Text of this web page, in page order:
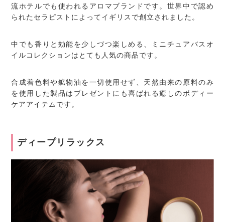
流ホテルでも使われるアロマブランドです。世界中で認め
られたセラピストによってイギリスで創立されました。
中でも香りと効能を少しづつ楽しめる、ミニチュアバスオ
イルコレクションはとても人気の商品です。
合成着色料や鉱物油を一切使用せず、天然由来の原料のみ
を使用した製品はプレゼントにも喜ばれる癒しのボディー
ケアアイテムです。
ディープリラックス